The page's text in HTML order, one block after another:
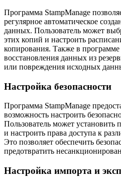
Программа StampManage
регулярное автоматическое
данных. Пользователь может
этих копий и настроить
копирования. Также в программе
восстановления данных из
или повреждения исходных
Настройка безопасности
Программа StampManage
возможность настроить
Пользователь может установить
и настроить права доступа к
Это позволяет обеспечить
предотвратить
Настройка импорта и